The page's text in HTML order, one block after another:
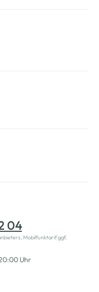
04
Mobilfunktarif ggf.
Uhr